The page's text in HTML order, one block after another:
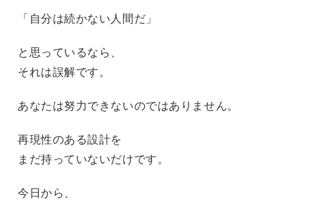
「自分は続かない人間だ」
と思っているなら、
それは誤解です。
あなたは努力できないのではありません。
再現性のある設計を
まだ持っていないだけです。
今日から、